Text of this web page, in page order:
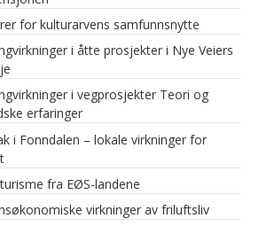
for kulturarvens samfunnsnytte
i åtte prosjekter i Nye Veiers
i vegprosjekter Teori og
erfaringer
i Fonndalen – lokale virkninger for
fra EØS-landene
virkninger av friluftsliv